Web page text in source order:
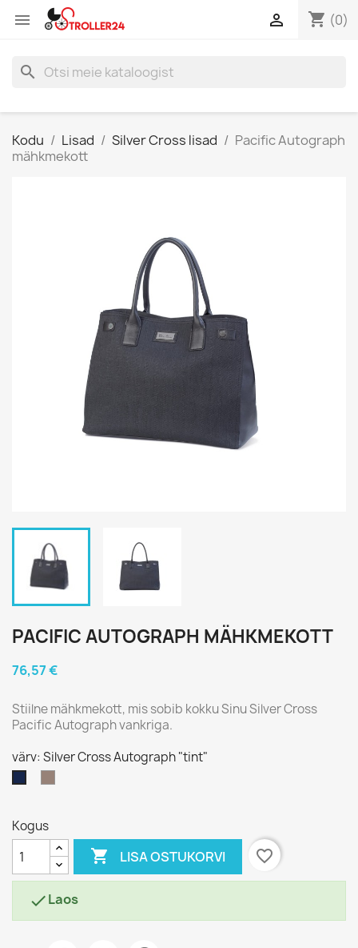
 shopping_cart (0)

search
Kodu Lisad Silver Cross lisad
Pacific Autograph
mähkmekott
PACIFIC AUTOGRAPH MÄHKMEKOTT
76,57 €
Stiilne mähkmekott, mis sobib kokku Sinu Silver Cross
Pacific Autograph vankriga.
värv: Silver Cross Autograph "tint"
"tint"
Kogus
 LISA OSTUKORVI favorite_border
Laos